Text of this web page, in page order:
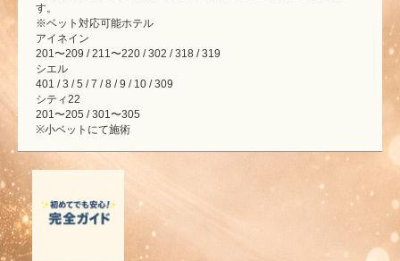
す。
※ベット対応可能ホテル
アイネイン
201〜209 / 211〜220 / 302 / 318 / 319
シエル
401 / 3 / 5 / 7 / 8 / 9 / 10 / 309
シティ22
201〜205 / 301〜305
※小ベットにて施術